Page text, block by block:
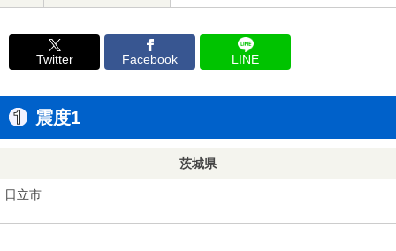
Twitter Facebook LINE
震度1
茨城県
日立市